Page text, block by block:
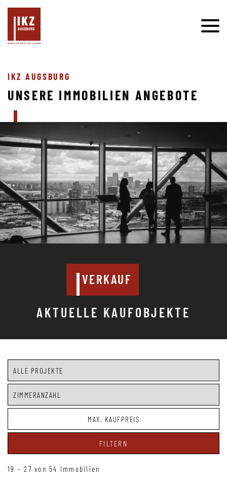
IKZ AUGSBURG
UNSERE IMMOBILIEN ANGEBOTE
VERKAUF
AKTUELLE KAUFOBJEKTE
FILTERN
19 - 27 von 54 Immobilien